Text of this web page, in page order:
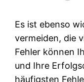
Es ist ebenso
vermeiden, die
Fehler können
und Ihre
häufigsten